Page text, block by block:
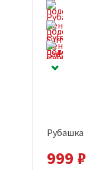
Рубашка
999 ₽